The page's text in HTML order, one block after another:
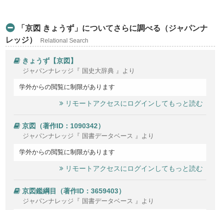
「京図 きょうず」についてさらに調べる（ジャパンナ
レッジ）
Relational Search
きょうず【京図】
ジャパンナレッジ『 国史大辞典 』より
学外からの閲覧に制限があります
リモートアクセスにログインしてもっと読む
京図（著作ID：1090342）
ジャパンナレッジ『 国書データベース 』より
学外からの閲覧に制限があります
リモートアクセスにログインしてもっと読む
京図鑑綱目（著作ID：3659403）
ジャパンナレッジ『 国書データベース 』より